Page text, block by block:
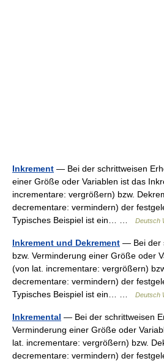
Inkrement — Bei der schrittweisen
einer Größe oder Variablen ist das
incrementare: vergrößern) bzw.
decrementare: vermindern) der
Typisches Beispiel ist ein… …
Deutsch
Inkrement und Dekrement — Bei der
bzw. Verminderung einer Größe oder
(von lat. incrementare: vergrößern)
decrementare: vermindern) der
Typisches Beispiel ist ein… …
Deutsch
Inkremental — Bei der schrittweisen
Verminderung einer Größe oder
lat. incrementare: vergrößern) bzw.
decrementare: vermindern) der